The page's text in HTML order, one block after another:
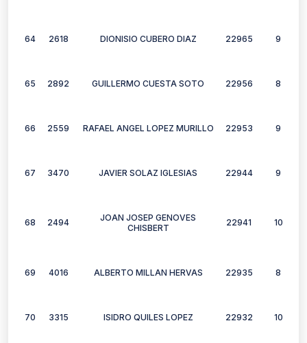
64 2618 DIONISIO CUBERO DIAZ 22965 9
65 2892 GUILLERMO CUESTA SOTO 22956 8
66 2559 RAFAEL ANGEL LOPEZ MURILLO 22953 9
67 3470 JAVIER SOLAZ IGLESIAS 22944 9
68 2494
JOAN JOSEP GENOVES
CHISBERT
22941 10
69 4016 ALBERTO MILLAN HERVAS 22935 8
70 3315 ISIDRO QUILES LOPEZ 22932 10